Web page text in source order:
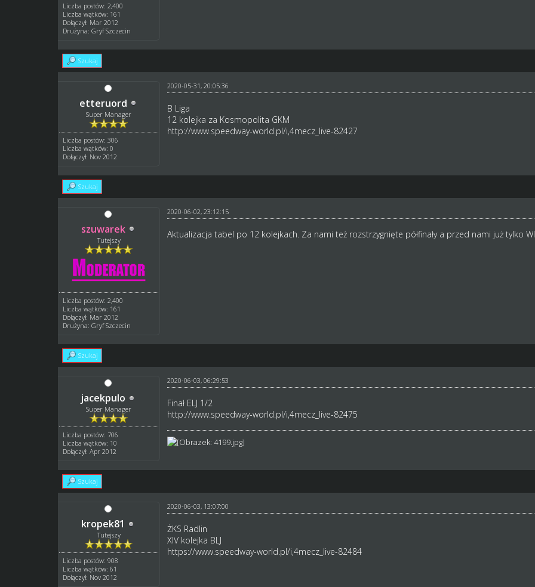
Liczba postów: 2,400
Liczba wątków: 161
Dołączył: Mar 2012
Drużyna: Gryf Szczecin
Szukaj
etteruord
Super Manager
Liczba postów: 306
Liczba wątków: 0
Dołączył: Nov 2012
2020-05-31, 20:05:36
B Liga
12 kolejka za Kosmopolita GKM
http://www.speedway-world.pl/i,4mecz_live-82427
Szukaj
szuwarek
Tutejszy
Liczba postów: 2,400
Liczba wątków: 161
Dołączył: Mar 2012
Drużyna: Gryf Szczecin
2020-06-02, 23:12:15
Aktualizacja tabel po 12 kolejkach. Za nami też rozstrzygnięte półfinały a przed nami już tylko
Szukaj
jacekpulo
Super Manager
Liczba postów: 706
Liczba wątków: 10
Dołączył: Apr 2012
2020-06-03, 06:29:53
Finał ELJ 1/2
http://www.speedway-world.pl/i,4mecz_live-82475
Szukaj
kropek81
Tutejszy
Liczba postów: 908
Liczba wątków: 61
Dołączył: Nov 2012
2020-06-03, 13:07:00
ŻKS Radlin
XIV kolejka BLJ
https://www.speedway-world.pl/i,4mecz_live-82484